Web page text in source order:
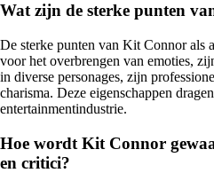
Wat zijn de sterke punten
De sterke punten van Kit Connor als
voor het overbrengen van emoties,
in diverse personages, zijn
charisma. Deze eigenschappen
entertainmentindustrie.
Hoe wordt Kit Connor
en critici?